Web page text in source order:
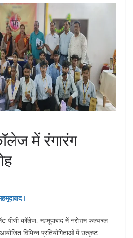
में रंगारंग
पीजी कॉलेज, महमूदाबाद में नरोत्तम कल्चरल
विभिन्न प्रतियोगिताओं में उत्कृष्ट